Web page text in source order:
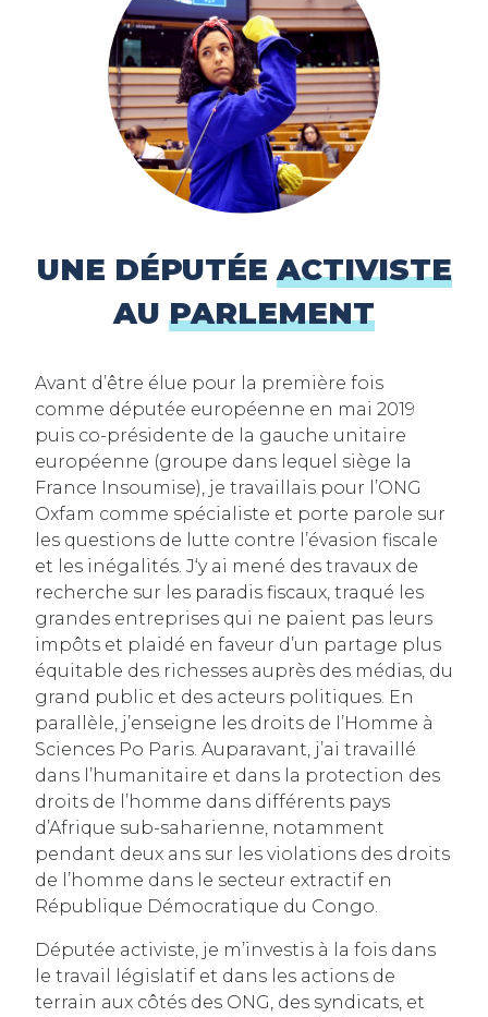
UNE DÉPUTÉEACTIVISTE
AU PARLEMENT
Avant d’être élue pour la première fois
comme députée européenne en mai 2019
puis co-présidente de la gauche unitaire
européenne (groupe dans lequel siège la
France Insoumise), je travaillais pour l’ONG
Oxfam comme spécialiste et porte parole sur
les questions de lutte contre l’évasion fiscale
et les inégalités. J‘y ai mené des travaux de
recherche sur les paradis fiscaux, traqué les
grandes entreprises qui ne paient pas leurs
impôts et plaidé en faveur d’un partage plus
équitable des richesses auprès des médias, du
grand public et des acteurs politiques. En
parallèle, j’enseigne les droits de l’Homme à
Sciences Po Paris. Auparavant, j’ai travaillé
dans l’humanitaire et dans la protection des
droits de l’homme dans différents pays
d’Afrique sub-saharienne, notamment
pendant deux ans sur les violations des droits
de l’homme dans le secteur extractif en
République Démocratique du Congo.
Députée activiste, je m’investis à la fois dans
le travail législatif et dans les actions de
terrain aux côtés des ONG, des syndicats, et